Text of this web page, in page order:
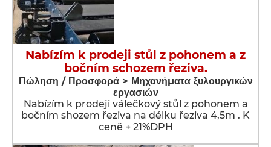
Nabízím k prodeji stůl z pohonem a z
bočním schozem řeziva.
Πώληση / Προσφορά > Μηχανήματα ξυλουργικών
εργασιών
Nabízím k prodeji válečkový stůl z pohonem a
bočním shozem řeziva na délku řeziva 4,5m . K
ceně + 21%DPH